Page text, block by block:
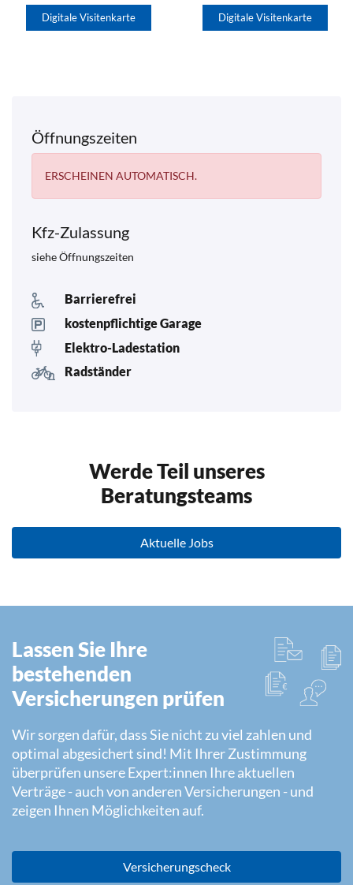
Digitale Visitenkarte Digitale Visitenkarte
Öffnungszeiten
ERSCHEINEN AUTOMATISCH.
Kfz-Zulassung
siehe Öffnungszeiten
Barrierefrei
kostenpflichtige Garage
Elektro-Ladestation
Radständer
Werde Teil unseres
Beratungsteams
Aktuelle Jobs
Lassen Sie Ihre
bestehenden
Versicherungen prüfen
Wir sorgen dafür, dass Sie nicht zu viel zahlen und
optimal abgesichert sind! Mit Ihrer Zustimmung
überprüfen unsere Expert:innen Ihre aktuellen
Verträge - auch von anderen Versicherungen - und
zeigen Ihnen Möglichkeiten auf.
Versicherungscheck